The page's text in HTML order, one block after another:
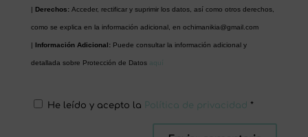
| Derechos: Acceder, rectificar y suprimir los datos, así como otros derechos,
como se explica en la información adicional, en ochimanikia@gmail.com
| Información Adicional: Puede consultar la información adicional y
detallada sobre Protección de Datos aquí
He leído y acepto la Política de privacidad *